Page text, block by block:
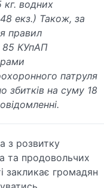
водних
екз.) Також, за
правил
85 КУпАП
патруля
збитків на суму 18
з розвитку
та продовольчих
закликає громадян